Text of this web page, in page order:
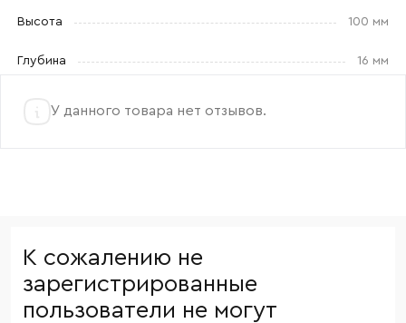
Высота 100 мм
Глубина 16 мм
У данного товара нет отзывов.
К сожалению не
зарегистрированные
пользователи не могут